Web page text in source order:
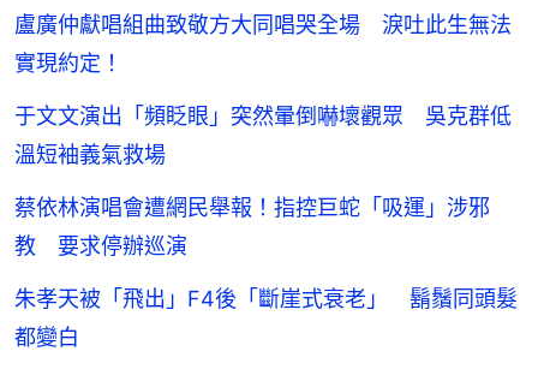
盧廣仲獻唱組曲致敬方大同唱哭全場 淚吐此生無法
實現約定！
于文文演出「頻眨眼」突然暈倒嚇壞觀眾 吳克群低
溫短袖義氣救場
蔡依林演唱會遭網民舉報！指控巨蛇「吸運」涉邪
教 要求停辦巡演
朱孝天被「飛出」F4後「斷崖式衰老」 鬍鬚同頭髮
都變白